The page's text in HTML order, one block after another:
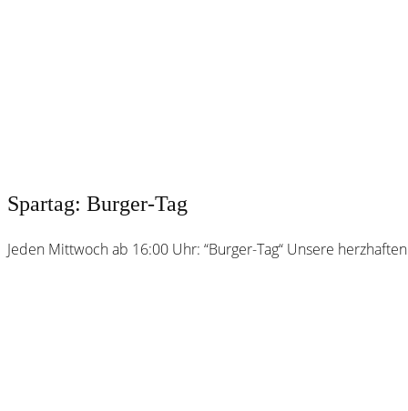
Spartag: Burger-Tag
Jeden Mittwoch ab 16:00 Uhr: “Burger-Tag“ Unsere